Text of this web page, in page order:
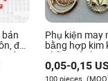
bán
đồ
mềm
Phụ kiện may
bằng hợp kim
nhãn mác
logo thương
bơi tùy chỉnh,
0,05-0,15
100 pieces